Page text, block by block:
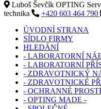
Luboš Ševčík OPTING
technika
+420 603 464 790
ÚVODNÍ STRANA
SÍDLO FIRMY
HLEDÁNÍ
- LABORATORNÍ
- LABORATORNÍ
- ZDRAVOTNICKÝ
- ZDRAVOTNICKÉ
- OCHRANNÉ
- OPTING MADE -